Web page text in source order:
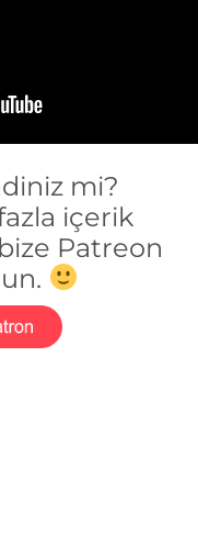
mi?
içerik
Patreon